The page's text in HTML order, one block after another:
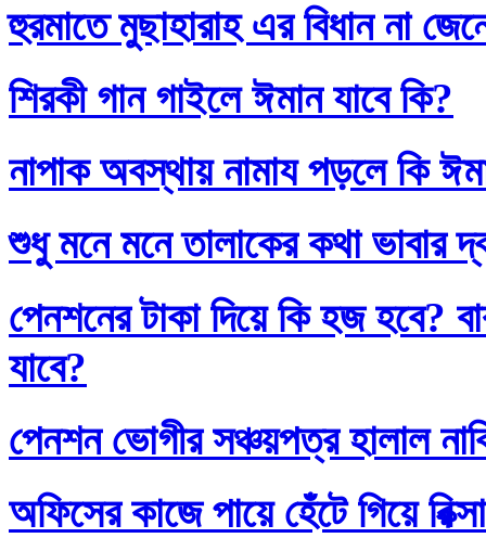
হুরমাতে মুছাহারাহ এর বিধান না
শিরকী গান গাইলে ঈমান যাবে কি?
নাপাক অবস্থায় নামায পড়লে কি
শুধু মনে মনে তালাকের কথা ভাবার
পেনশনের টাকা দিয়ে কি হজ হবে?
যাবে?
পেনশন ভোগীর সঞ্চয়পত্র হালাল
অফিসের কাজে পায়ে হেঁটে গিয়ে